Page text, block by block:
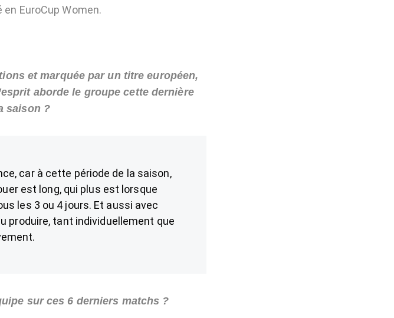
EuroCup Women.
et marquée par un titre européen,
aborde le groupe cette dernière
saison ?
car à cette période de la saison,
est long, qui plus est lorsque
les 3 ou 4 jours. Et aussi avec
produire, tant individuellement que
sur ces 6 derniers matchs ?